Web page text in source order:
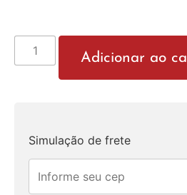
Adicionar ao
Simulação de frete